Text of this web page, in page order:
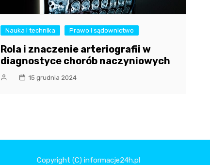
Nauka i technika Prawo i sądownictwo
Rola i znaczenie arteriografii w
diagnostyce chorób naczyniowych
15 grudnia 2024
Copyright (C) informacje24h.pl